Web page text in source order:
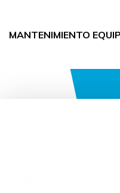
MANTENIMIENTO